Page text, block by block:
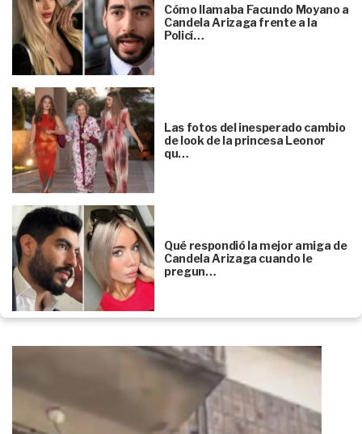
Cómo llamaba Facundo Moyano a
Candela Arizaga frente a la
Policí…
Las fotos del inesperado cambio
de look de la princesa Leonor
qu…
Qué respondió la mejor amiga de
Candela Arizaga cuando le
pregun…